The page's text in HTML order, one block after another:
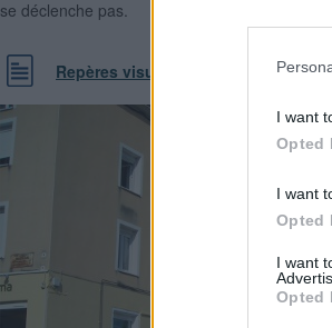
I want
Opted
I want
Opted
I want
Opted
se déclenche pas.
Repères visuels